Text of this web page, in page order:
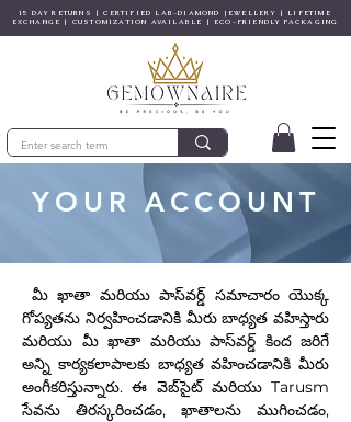
15 DAY RETURNS | CERTIFIED LAB-DIAMOND JEWELLERY | LIFETIME
EXCHANGE | CUSTOMIZATION AVAILABLE | ECO-FRIENDLY PACKAGING
YOUR ACCOUNT
మీ ఖాతా మరియు పాస్‌వర్డ్ సమాచారం యొక్క
గోప్యతను నిర్వహించడానికి మీరు బాధ్యత వహిస్తారు
మరియు మీ ఖాతా మరియు పాస్‌వర్డ్ కింద జరిగే
అన్ని కార్యకలాపాలకు బాధ్యత వహించడానికి మీరు
అంగీకరిస్తున్నారు. ఈ వెబ్‌సైట్ మరియు Tarusm
సేవను తిరస్కరించడం, ఖాతాలను ముగించడం,